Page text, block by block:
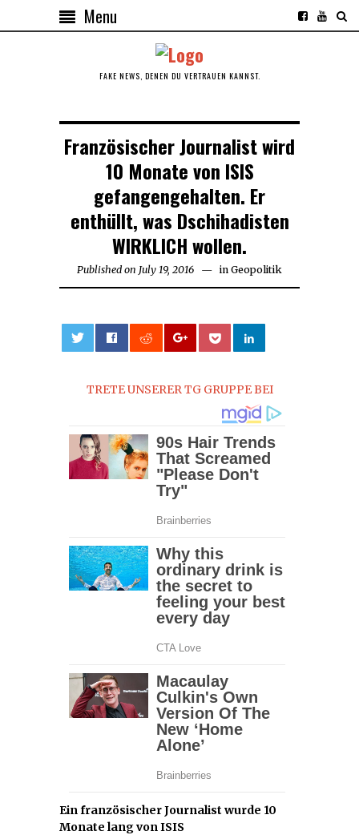
Menu
FAKE NEWS, DENEN DU VERTRAUEN KANNST.
Französischer Journalist wird
10 Monate von ISIS
gefangengehalten. Er
enthüllt, was Dschihadisten
WIRKLICH wollen.
Published on July 19, 2016 Augustin Geopolitik
TRETE UNSERER TG GRUPPE BEI
Ein französischer Journalist wurde 10
Monate lang von ISIS